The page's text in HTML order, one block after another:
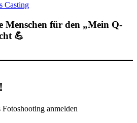
Casting
für den „Mein Q-
💪
anmelden